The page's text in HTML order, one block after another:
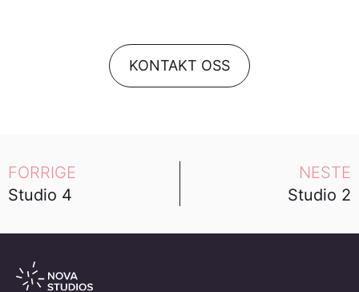
KONTAKT OSS
FORRIGE
Studio 4
NESTE
Studio 2